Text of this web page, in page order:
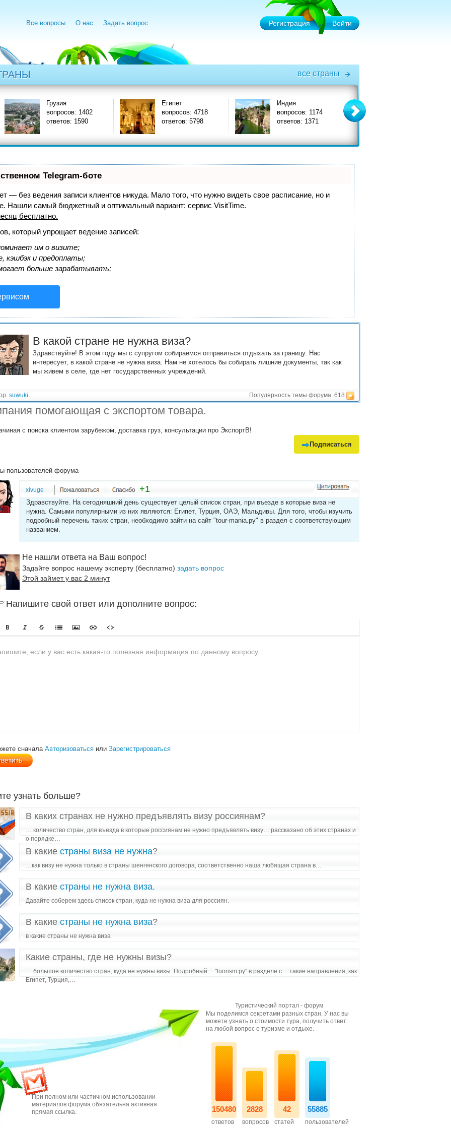
Все вопросы О нас Задать вопрос Регистрация Войти
все страны
Грузия
вопросов: 1402
ответов: 1590
Египет
вопросов: 4718
ответов: 5798
Индия
вопросов: 1174
ответов: 1371
Италия
вопросов: 3575
ответов: 3908
Telegram-боте
— без ведения записи клиентов никуда. Мало того, что нужно видеть свое расписание, но и
Нашли самый бюджетный и оптимальный вариант: сервис VisitTime.
бесплатно.
который упрощает ведение записей:
им о визите;
кэшбэк и предоплаты;
больше зарабатывать;
В какой стране не нужна виза?
Здравствуйте! В этом году мы с супругом собираемся отправиться отдыхать за границу. Нас
интересует, в какой стране не нужна виза. Нам не хотелось бы собирать лишние документы, так как
мы живем в селе, где нет государственных учреждений.
suwuki Популярность темы форума: 618
помогающая с экспортом товара.
с поиска клиентом зарубежом, доставка груз, консультации про ЭкспортВ!
Подписаться
пользователей форума
xivuge +1
Здравствуйте. На сегодняшний день существует целый список стран, при въезде в которые виза не
нужна. Самыми популярными из них являются: Египет, Турция, ОАЭ, Мальдивы. Для того, чтобы изучить
подробный перечень таких стран, необходимо зайти на сайт "tour-mania.ру" в раздел с соответствующим
названием.
Не нашли ответа на Ваш вопрос!
Задайте вопрос нашему эксперту (бесплатно) задать вопрос
Этой займет у вас 2 минут
Напишите свой ответ или дополните вопрос:
сначала Авторизоваться или Зарегистрироваться
узнать больше?
В каких странах не нужно предъявлять визу россиянам?
… количество стран, для въезда в которые россиянам не нужно предъявлять визу… рассказано об этих странах и
о порядке…
В какие страны виза не нужна?
…как визу не нужна только в страны шенгенского договора, соответственно наша любящая страна в…
В какие страны не нужна виза.
Давайте соберем здесь список стран, куда не нужна виза для россиян.
В какие страны не нужна виза?
в какие страны не нужна виза
Какие страны, где не нужны визы?
… большое количество стран, куда не нужны визы. Подробный… "tuorism.ру" в разделе с… такие направления, как
Египет, Турция,…
При полном или частичном использовании
материалов форума обязательна активная
прямая ссылка.
Туристический портал - форум
Мы поделимся секретами разных стран. У нас вы
можете узнать о стоимости тура, получить ответ
на любой вопрос о туризме и отдыхе.
150480
ответов
2828
вопросов
42
статей
55885
пользователей